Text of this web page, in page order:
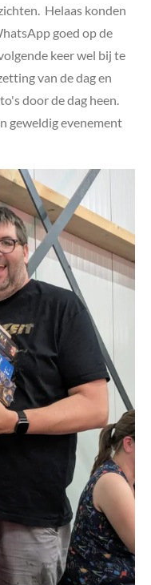
Helaas konden
goed op de
keer wel bij te
van de dag en
door de dag heen.
geweldig evenement